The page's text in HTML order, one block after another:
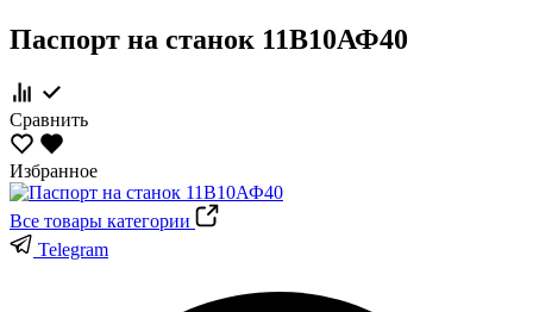
Паспорт на станок 11В10АФ40
Сравнить
Избранное
Все товары категории
Telegram